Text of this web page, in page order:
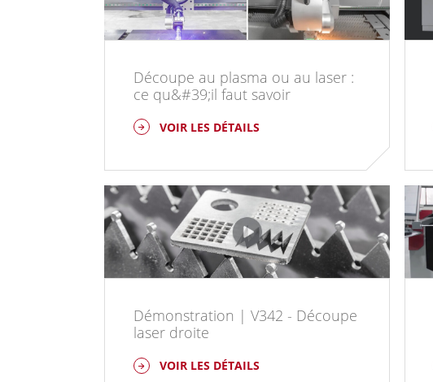
Découpe au plasma ou au laser :
ce qu&#39;il faut savoir
VOIR LES DÉTAILS
Démonstration | V342 - Découpe
laser droite
VOIR LES DÉTAILS